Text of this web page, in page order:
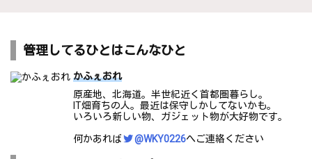
管理してるひとはこんなひと
かふぇおれ
原産地、北海道。半世紀近く首都圏暮らし。
IT畑育ちの人。最近は保守しかしてないかも。
いろいろ新しい物、ガジェット物が大好物です。
何かあれば
@WKY0226へご連絡ください